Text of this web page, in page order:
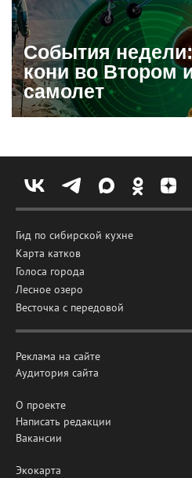
События
кони во Втором
самолет
Гид по сибирской кухне
Карта катков
Голоса города
Лесное озеро
Весточка с передовой
Реклама на сайте
Аудитория сайта
О проекте
Написать редакции
Вакансии
Экокарта